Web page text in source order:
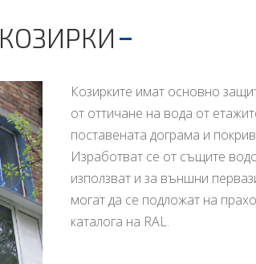
КОЗИРКИ
Козирките имат основно
от оттичане на вода от
поставената дограма и
Изработват се от същите
използват и за външни
могат да се подложат на
каталога на RAL.